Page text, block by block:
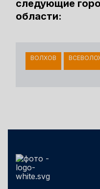
следующие
области:
ВОЛХОВ